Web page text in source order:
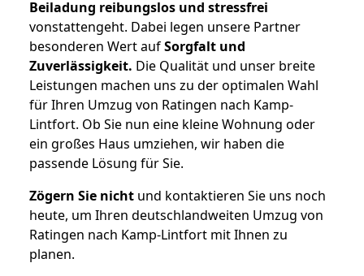
Beiladung reibungslos und stressfrei
vonstattengeht. Dabei legen unsere Partner
besonderen Wert aufSorgfalt und
Zuverlässigkeit. Die Qualität und unser breite
Leistungen machen uns zu der optimalen Wahl
für Ihren Umzug von Ratingen nach Kamp-
Lintfort. Ob Sie nun eine kleine Wohnung oder
ein großes Haus umziehen, wir haben die
passende Lösung für Sie.
Zögern Sie nicht und kontaktieren Sie uns noch
heute, um Ihren deutschlandweiten Umzug von
Ratingen nach Kamp-Lintfort mit Ihnen zu
planen.